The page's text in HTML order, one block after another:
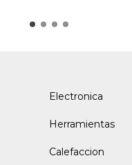
Electronica
Herramientas
Calefaccion